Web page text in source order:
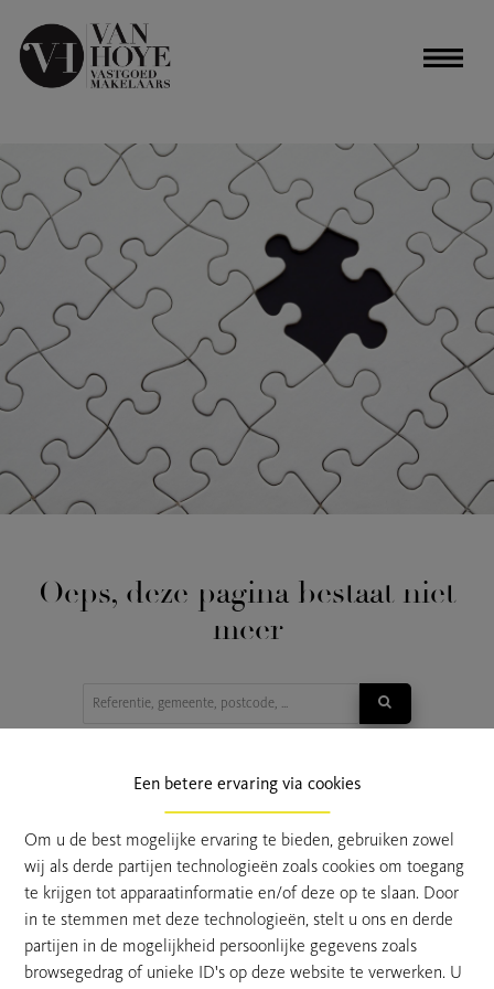
Een betere ervaring via cookies
Om u de best mogelijke ervaring te bieden, gebruiken zowel
wij als derde partijen technologieën zoals cookies om toegang
te krijgen tot apparaatinformatie en/of deze op te slaan. Door
in te stemmen met deze technologieën, stelt u ons en derde
partijen in de mogelijkheid persoonlijke gegevens zoals
browsegedrag of unieke ID's op deze website te verwerken. U
Oeps, deze pagina bestaat niet
meer